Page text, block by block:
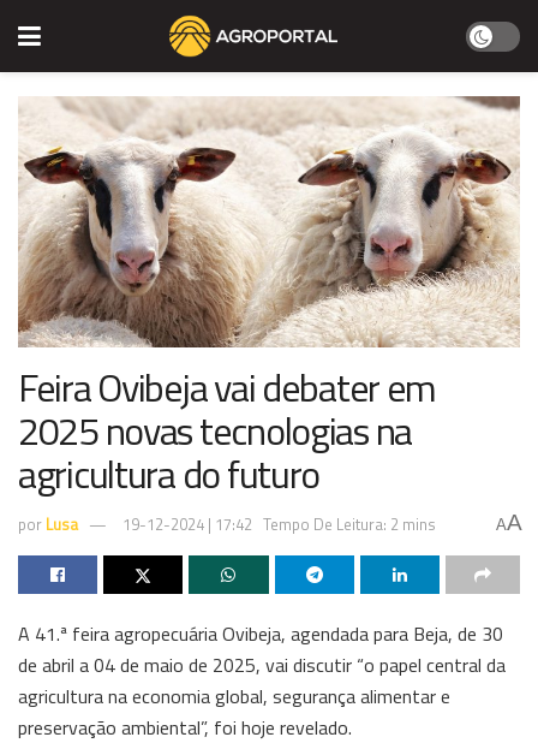
Feira Ovibeja vai debater em
2025 novas tecnologias na
agricultura do futuro
por Lusa 19-12-2024 | 17:42 Tempo De Leitura: 2 mins AA
A 41.ª feira agropecuária Ovibeja, agendada para Beja, de 30
de abril a 04 de maio de 2025, vai discutir “o papel central da
agricultura na economia global, segurança alimentar e
preservação ambiental”, foi hoje revelado.